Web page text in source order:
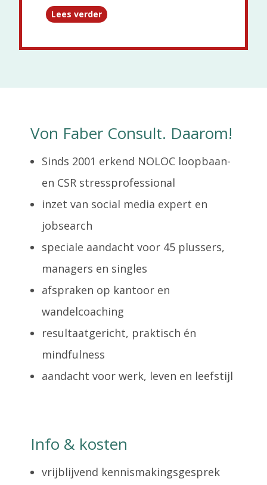
Lees verder
Von Faber Consult. Daarom!
Sinds 2001 erkend NOLOC loopbaan-
en CSR stressprofessional
inzet van social media expert en
jobsearch
speciale aandacht voor 45 plussers,
managers en singles
afspraken op kantoor en
wandelcoaching
resultaatgericht, praktisch én
mindfulness
aandacht voor werk, leven en leefstijl
Info & kosten
vrijblijvend kennismakingsgesprek